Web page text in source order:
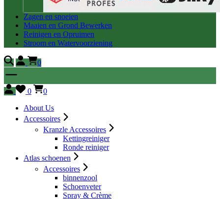
Zagen en snoeien
Maaien en Grond Bewerken
Reinigen en Opruimen
Stroom en Watervoorziening
0
0
0
About Us
Accessoires
Kranzle Accessoires
Kettingreiniger
Ronde reiniger
Atlas schoenen
Accessoires
binnenzool
Schoenveter
Spray & Crème